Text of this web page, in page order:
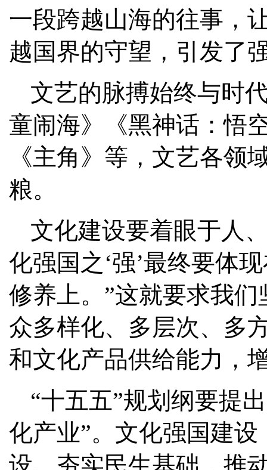
一段跨越山海的往事，
越国界的守望，引发了
文艺的脉搏始终与时
童闹海》《黑神话：悟
《主角》等，文艺各领
粮。
文化建设要着眼于人
化强国之‘强’最终要体
修养上。”这就要求我
众多样化、多层次、多
和文化产品供给能力，
“十五五”规划纲要提
化产业”。文化强国建